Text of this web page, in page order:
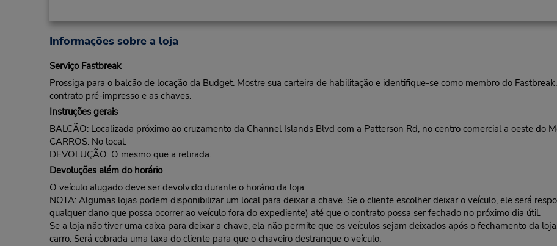
Informações sobre a loja
Serviço Fastbreak
Prossiga para o balcão de locação da Budget. Mostre sua carteira de habilitação e identifique-se como membro do
contrato pré-impresso e as chaves.
Instruções gerais
BALCÃO: Localizada próximo ao cruzamento da Channel Islands Blvd com a Patterson Rd, no centro comercial a oeste do
CARROS: No local.
DEVOLUÇÃO: O mesmo que a retirada.
Devoluções além do horário
O veículo alugado deve ser devolvido durante o horário da loja.
NOTA: Algumas lojas podem disponibilizar um local para deixar a chave. Se o cliente escolher deixar o veículo, ele será
qualquer dano que possa ocorrer ao veículo fora do expediente) até que o contrato possa ser fechado no próximo dia útil.
Se a loja não tiver uma caixa para deixar a chave, ela não permite que os veículos sejam deixados após o fechamento da
carro. Será cobrada uma taxa do cliente para que o chaveiro destranque o veículo.